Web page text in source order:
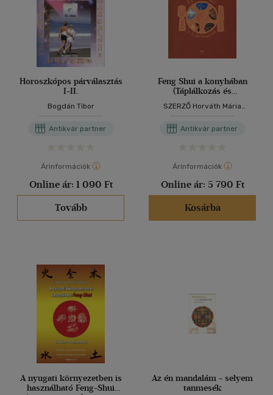
Horoszkópos párválasztás
I-II.
Bogdán Tibor
Antikvár partner
Árinformációk
Online ár: 1 090 Ft
Tovább
Feng Shui a konyhában
(Táplálkozás és
öngyógyítás a jin-jang
harmóniájával - A
Színes fotókkal
SZERZŐ Horváth Mária
FOTÓZTA Szalma Boglárka
Kiss Beatrix Balázs István
Antikvár partner
Árinformációk
Online ár: 5 790 Ft
Kosárba
A nyugati környezetben is
használható Feng-Shui
Az én mandalám - selyem
tanmesék